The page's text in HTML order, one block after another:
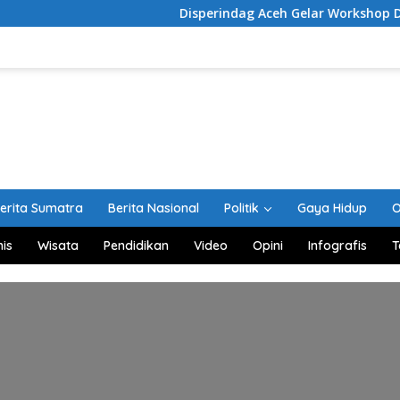
Disperindag Aceh Gelar Workshop Digital
Sumatra Berita Nasional Politik Gaya Hidup
Wisata Pendidikan Video Opini Infografis